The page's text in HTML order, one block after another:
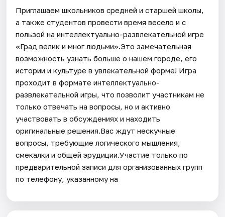
Приглашаем школьников средней и старшей школы,
а также студентов провести время весело и с
пользой на интеллектуально-развлекательной игре
«Град велик и мног людьми».Это замечательная
возможность узнать больше о нашем городе, его
истории и культуре в увлекательной форме! Игра
проходит в формате интеллектуально-
развлекательной игры, что позволит участникам не
только отвечать на вопросы, но и активно
участвовать в обсуждениях и находить
оригинальные решения.Вас ждут нескучные
вопросы, требующие логического мышления,
смекалки и общей эрудиции.Участие только по
предварительной записи для организованных групп
по телефону, указанному на